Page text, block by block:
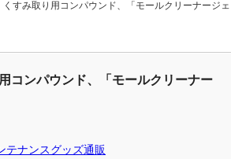
/home/aplabo/aplabo.com/public_html/
すみ取り用コンパウンド、「モールクリーナージェ
コンパウンド、「モールクリーナー